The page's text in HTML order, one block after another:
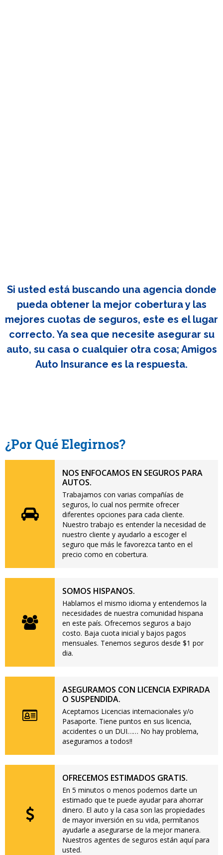
Si usted está buscando una agencia donde
pueda obtener la mejor cobertura y las
mejores cuotas de seguros, este es el lugar
correcto. Ya sea que necesite asegurar su
auto, su casa o cualquier otra cosa; Amigos
Auto Insurance es la respuesta.
¿Por Qué Elegirnos?
NOS ENFOCAMOS EN SEGUROS PARA
AUTOS.
Trabajamos con varias compañías de
seguros, lo cual nos permite ofrecer
diferentes opciones para cada cliente.
Nuestro trabajo es entender la necesidad de
nuestro cliente y ayudarlo a escoger el
seguro que más le favorezca tanto en el
precio como en cobertura.
SOMOS HISPANOS.
Hablamos el mismo idioma y entendemos la
necesidades de nuestra comunidad hispana
en este país. Ofrecemos seguros a bajo
costo. Baja cuota inicial y bajos pagos
mensuales. Tenemos seguros desde $1 por
dia.
ASEGURAMOS CON LICENCIA EXPIRADA
O SUSPENDIDA.
Aceptamos Licencias internacionales y/o
Pasaporte. Tiene puntos en sus licencia,
accidentes o un DUI…… No hay problema,
aseguramos a todos!!
OFRECEMOS ESTIMADOS GRATIS.
En 5 minutos o menos podemos darte un
estimado que te puede ayudar para ahorrar
dinero. El auto y la casa son las propiedades
de mayor inversión en su vida, permítanos
ayudarle a asegurarse de la mejor manera.
Nuestros agentes de seguros están aquí para
usted.